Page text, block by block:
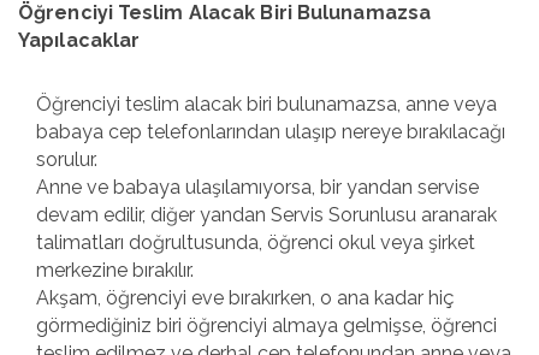
Öğrenciyi Teslim Alacak Biri Bulunamazsa
Yapılacaklar
Öğrenciyi teslim alacak biri bulunamazsa, anne veya
babaya cep telefonlarından ulaşıp nereye bırakılacağı
sorulur.
Anne ve babaya ulaşılamıyorsa, bir yandan servise
devam edilir, diğer yandan Servis Sorunlusu aranarak
talimatları doğrultusunda, öğrenci okul veya şirket
merkezine bırakılır.
Akşam, öğrenciyi eve bırakırken, o ana kadar hiç
görmediğiniz biri öğrenciyi almaya gelmişse, öğrenci